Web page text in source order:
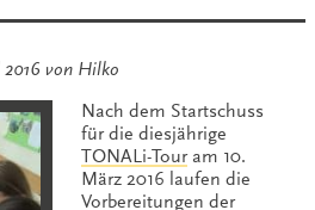
von Hilko
Nach dem Startschuss
für die diesjährige
TONALi-Touram 10.
März 2016 laufen die
Vorbereitungen der